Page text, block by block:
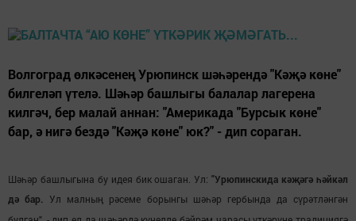
Волгоград өлкәсенең Урюпинск шәһәрендә "Кәҗә көне"
билгеләп үтелә. Шәһәр башлыгы балалар лагерена
килгәч, бер малай аннан: "Америкада "Бурсык көне"
бар, ә нигә бездә "Кәҗә көне" юк?" - дип сораган.
Шәһәр башлыгына бу идея бик ошаган. Ул:"Урюпинскида кәҗәгә һәйкәл
дә бар. Ул малның рәсеме борынгы шәһәр гербында да сүрәтләнгән